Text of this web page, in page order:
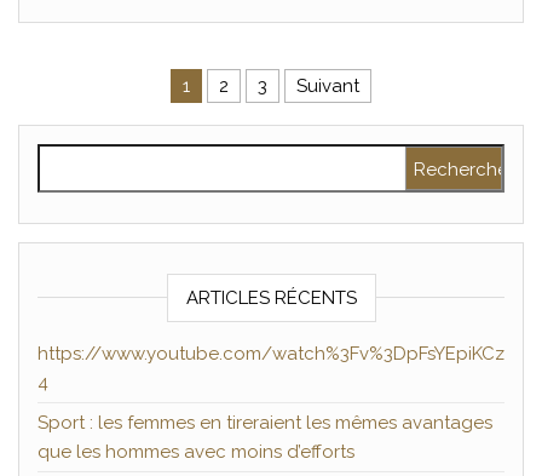
Pagination des publications
1 2 3 Suivant
ARTICLES RÉCENTS
https://www.youtube.com/watch%3Fv%3DpFsYEpiKCz
4
Sport : les femmes en tireraient les mêmes avantages
que les hommes avec moins d’efforts